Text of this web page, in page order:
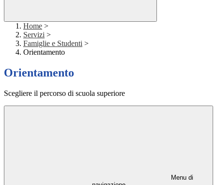
Home >
Servizi >
Famiglie e Studenti >
Orientamento
Orientamento
Scegliere il percorso di scuola superiore
Menu di